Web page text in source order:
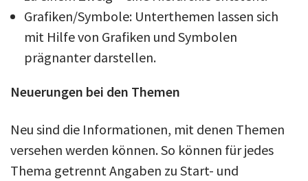
Grafiken/Symbole: Unterthemen lassen sich
mit Hilfe von Grafiken und Symbolen
prägnanter darstellen.
Neuerungen bei den Themen
Neu sind die Informationen, mit denen Themen
versehen werden können. So können für jedes
Thema getrennt Angaben zu Start- und